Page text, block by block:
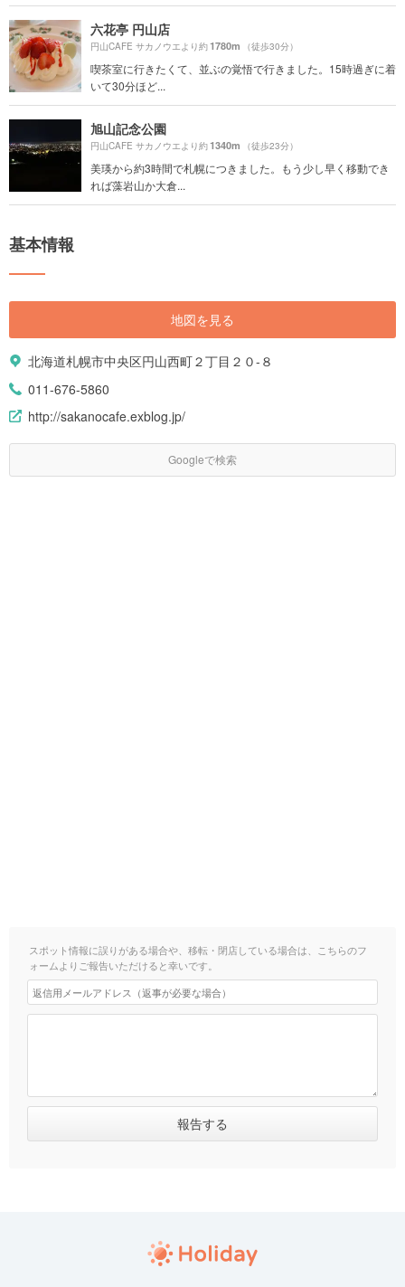
六花亭 円山店
円山CAFE サカノウエより約1780m （徒歩30分）
喫茶室に行きたくて、並ぶの覚悟で行きました。15時過ぎに着
いて30分ほど...
旭山記念公園
円山CAFE サカノウエより約1340m （徒歩23分）
美瑛から約3時間で札幌につきました。もう少し早く移動でき
れば藻岩山か大倉...
基本情報
地図を見る
北海道札幌市中央区円山西町２丁目２０-８
011-676-5860
http://sakanocafe.exblog.jp/
Googleで検索
スポット情報に誤りがある場合や、移転・閉店している場合は、こちらのフ
ォームよりご報告いただけると幸いです。